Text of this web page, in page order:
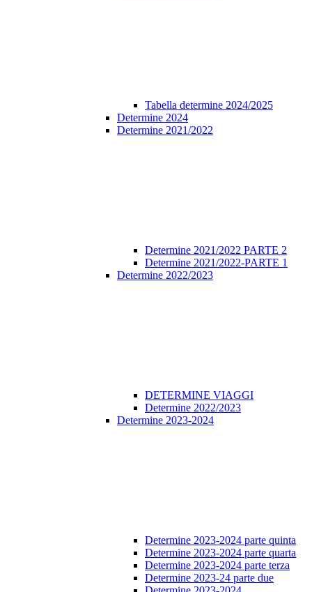
Tabella determine 2024/2025
Determine 2024
Determine 2021/2022
Determine 2021/2022 PARTE 2
Determine 2021/2022-PARTE 1
Determine 2022/2023
DETERMINE VIAGGI
Determine 2022/2023
Determine 2023-2024
Determine 2023-2024 parte quinta
Determine 2023-2024 parte quarta
Determine 2023-2024 parte terza
Determine 2023-24 parte due